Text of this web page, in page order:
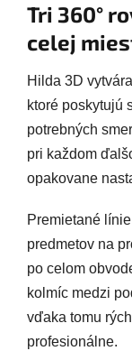
Tri 360°
celej
Hilda 3D
ktoré poskytujú
potrebných
pri každom
opakovane
Premietané
predmetov na
po celom
kolmíc medzi
vďaka tomu
profesionálne.